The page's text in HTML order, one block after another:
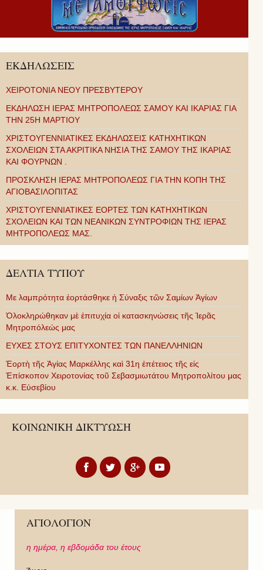
ΕΚΔΗΛΩΣΕΙΣ
ΧΕΙΡΟΤΟΝΙΑ ΝΕΟΥ ΠΡΕΣΒΥΤΕΡΟΥ
ΕΚΔΗΛΩΣΗ ΙΕΡΑΣ ΜΗΤΡΟΠΟΛΕΩΣ ΣΑΜΟΥ ΚΑΙ ΙΚΑΡΙΑΣ ΓΙΑ
ΤΗΝ 25Η ΜΑΡΤΙΟΥ
ΧΡΙΣΤΟΥΓΕΝΝΙΑΤΙΚΕΣ ΕΚΔΗΛΩΣΕΙΣ ΚΑΤΗΧΗΤΙΚΩΝ
ΣΧΟΛΕΙΩΝ ΣΤΑ ΑΚΡΙΤΙΚΑ ΝΗΣΙΑ ΤΗΣ ΣΑΜΟΥ ΤΗΣ ΙΚΑΡΙΑΣ
ΚΑΙ ΦΟΥΡΝΩΝ .
ΠΡΟΣΚΛΗΣΗ ΙΕΡΑΣ ΜΗΤΡΟΠΟΛΕΩΣ ΓΙΑ ΤΗΝ ΚΟΠΗ ΤΗΣ
ΑΓΙΟΒΑΣΙΛΟΠΙΤΑΣ
ΧΡΙΣΤΟΥΓΕΝΝΙΑΤΙΚΕΣ ΕΟΡΤΕΣ ΤΩΝ ΚΑΤΗΧΗΤΙΚΩΝ
ΣΧΟΛΕΙΩΝ ΚΑΙ ΤΩΝ ΝΕΑΝΙΚΩΝ ΣΥΝΤΡΟΦΙΩΝ ΤΗΣ ΙΕΡΑΣ
ΜΗΤΡΟΠΟΛΕΩΣ ΜΑΣ.
ΔΕΛΤΙΑ ΤΥΠΟΥ
Με λαμπρότητα ἑορτάσθηκε ἡ Σύναξις τῶν Σαμίων Ἁγίων
Ὁλοκληρώθηκαν μὲ ἐπιτυχία οἱ κατασκηνώσεις τῆς Ἱερᾶς
Μητροπόλεώς μας
ΕΥΧΕΣ ΣΤΟΥΣ ΕΠΙΤΥΧΟΝΤΕΣ ΤΩΝ ΠΑΝΕΛΛΗΝΙΩΝ
Ἑορτὴ τῆς Ἁγίας Μαρκέλλης καὶ 31η ἐπέτειος τῆς εἰς
Ἐπίσκοπον Χειροτονίας τοῦ Σεβασμιωτάτου Μητροπολίτου μας
κ.κ. Εὐσεβίου
ΚΟΙΝΩΝΙΚΗ ΔΙΚΤΥΩΣΗ
ΑΓΙΟΛΟΓΙΟΝ
η ημέρα, η εβδομάδα του έτους